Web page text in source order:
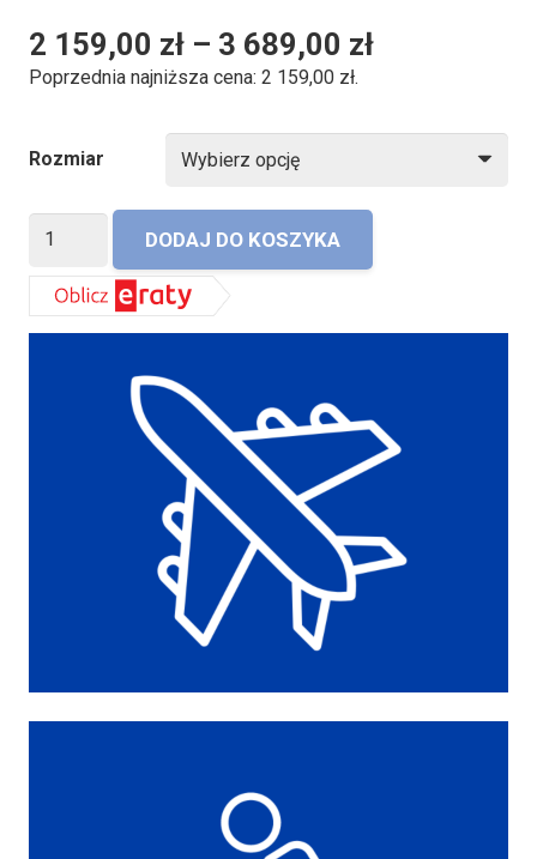
2 159,00 zł – 3 689,00 zł
Poprzednia najniższa cena: 2 159,00 zł.
Rozmiar
ilość
Premium
SleepMed
DODAJ DO KOSZYKA